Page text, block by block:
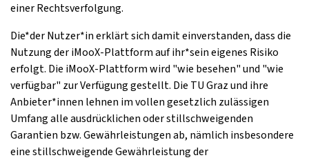
einer Rechtsverfolgung.
Die*der Nutzer*in erklärt sich damit einverstanden, dass die
Nutzung der iMooX-Plattform auf ihr*sein eigenes Risiko
erfolgt. Die iMooX-Plattform wird "wie besehen" und "wie
verfügbar" zur Verfügung gestellt. Die TU Graz und ihre
Anbieter*innen lehnen im vollen gesetzlich zulässigen
Umfang alle ausdrücklichen oder stillschweigenden
Garantien bzw. Gewährleistungen ab, nämlich insbesondere
eine stillschweigende Gewährleistung der